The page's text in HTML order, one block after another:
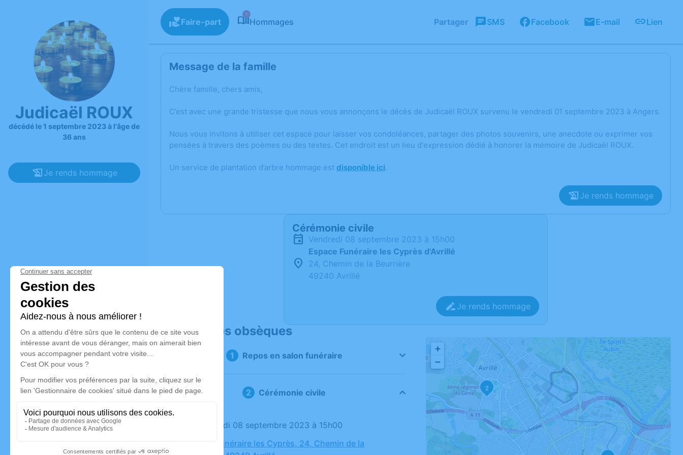
Judicaël ROUX
décédé le 1 septembre 2023 à l'âge de
36 ans
Je rends hommage
Faire-part
1
Hommages Partager SMS Facebook E-mail Lien
Message de la famille
Chère famille, chers amis,
C’est avec une grande tristesse que nous vous annonçons le décès de Judicaël ROUX survenu le vendredi 01 septembre 2023 à Angers.
Nous vous invitons à utiliser cet espace pour laisser vos condoléances, partager des photos souvenirs, une anecdote ou exprimer vos
pensées à travers des poèmes ou des textes. Cet endroit est un lieu d'expression dédié à honorer la mémoire de Judicaël ROUX.
Un service de plantation d’arbre hommage est disponible ici.
Je rends hommage
Cérémonie civile
vendredi 08 septembre 2023 à 15h00
Espace Funéraire les Cyprès d'Avrillé
24, Chemin de la Beurrière
49240 Avrillé
Je rends hommage
Déroulé des obsèques
Repos en salon funéraire
Cérémonie civile
Le vendredi 08 septembre 2023 à 15h00
Espace Funéraire les Cyprès, 24, Chemin de la
2
+
−